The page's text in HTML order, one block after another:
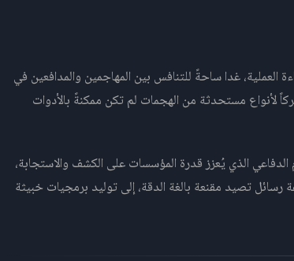
غدا ساحةً للتنافس بين المهاجمين والمدافعين في
لأنواع مستحدثة من الهجمات لم تكن ممكنةً بالأدوات
الدفاعي الذي يُعزز قدرة المؤسسات على الكشف والاستجابة،
تصيد مقنعة بالغة الدقة، إلى توليد برمجيات خبيثة